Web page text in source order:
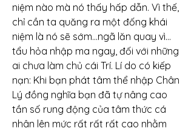
niệm nào mà nó thấy hấp dẫn. Vì thế,
chỉ cần ta quăng ra một đống khái
niệm là nó sẽ sớm…ngã lăn quay vì…
tẩu hỏa nhập ma ngay, đối với những
ai chưa làm chủ cái Trí. Lí do có kiếp
nạn: Khi bạn phát tâm thể nhập Chân
Lý đồng nghĩa bạn đã tự nâng cao
tần số rung động của tâm thức cá
nhân lên mức rất rất rất cao nhằm